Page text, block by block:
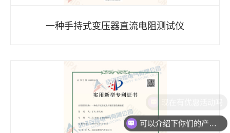
一种手持式变压器直流电阻测试仪